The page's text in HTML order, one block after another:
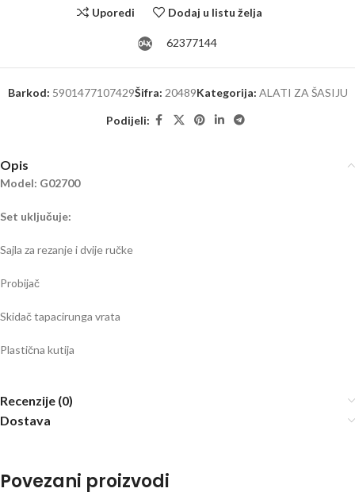
Uporedi Dodaj u listu želja
62377144
Barkod: 5901477107429Šifra: 20489Kategorija: ALATI ZA ŠASIJU
Podijeli:
Opis
Model: G02700
Set uključuje:
Sajla za rezanje i dvije ručke
Probijač
Skidač tapacirunga vrata
Plastična kutija
Recenzije (0)
Dostava
Povezani proizvodi